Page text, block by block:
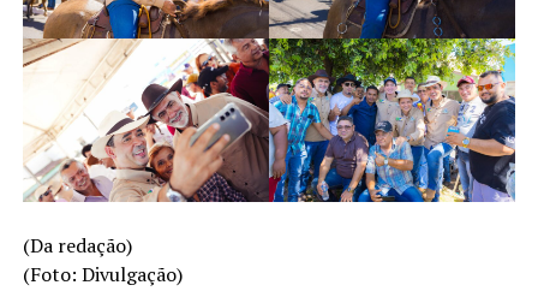
(Da redação)
(Foto: Divulgação)